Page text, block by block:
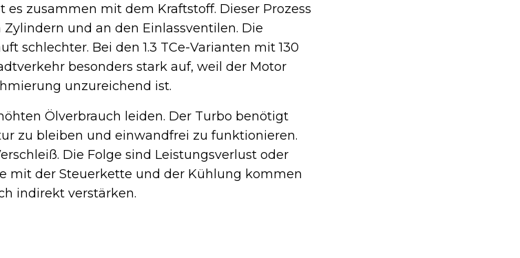
zusammen mit dem Kraftstoff. Dieser Prozess
und an den Einlassventilen. Die
schlechter. Bei den 1.3 TCe-Varianten mit 130
besonders stark auf, weil der Motor
unzureichend ist.
Ölverbrauch leiden. Der Turbo benötigt
zu bleiben und einwandfrei zu funktionieren.
Die Folge sind Leistungsverlust oder
mit der Steuerkette und der Kühlung kommen
indirekt verstärken.